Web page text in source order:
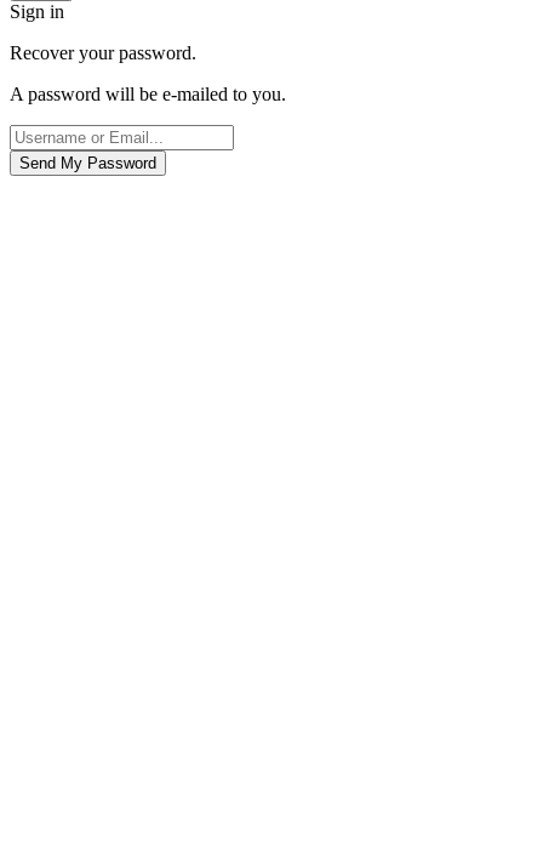
Sign in
Recover your password.
A password will be e-mailed to you.